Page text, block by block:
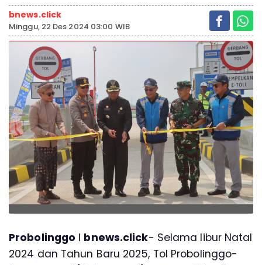
bnews.click
Minggu, 22 Des 2024 03:00 WIB
Probolinggo l bnews.click- Selama libur Natal
2024 dan Tahun Baru 2025, Tol Probolinggo-